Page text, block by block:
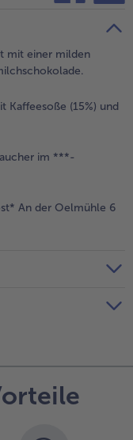
nach Wahl
mit einer milden
Kaffeesoße (15%) und
im ***-
An der Oelmühle 6